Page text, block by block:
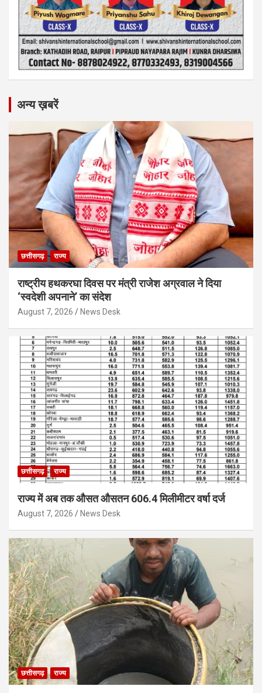
अन्य ख़बरें
छत्तीसगढ़ राज्य
राष्ट्रीय हथकरघा दिवस पर मंत्री राजेश अग्रवाल ने दिया
‘स्वदेशी अपनाने’ का संदेश
August 7, 2026 News Desk
छत्तीसगढ़ राज्य
राज्य में अब तक औसत औसतन 606.4 मिलीमीटर वर्षा दर्ज
August 7, 2026 News Desk
छत्तीसगढ़ राज्य